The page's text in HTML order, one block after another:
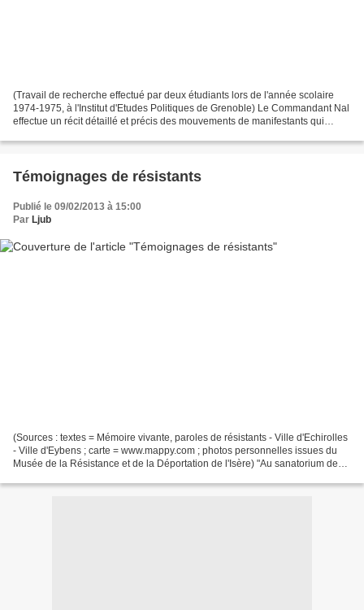
(Travail de recherche effectué par deux étudiants lors de l'année scolaire
1974-1975, à l'Institut d'Etudes Politiques de Grenoble) Le Commandant Nal
effectue un récit détaillé et précis des mouvements de manifestants qui
Témoignages de résistants
Publié le 09/02/2013 à 15:00
Par Ljub
(Sources : textes = Mémoire vivante, paroles de résistants - Ville d'Echirolles
- Ville d'Eybens ; carte = www.mappy.com ; photos personnelles issues du
Musée de la Résistance et de la Déportation de l'Isère) "Au sanatorium de